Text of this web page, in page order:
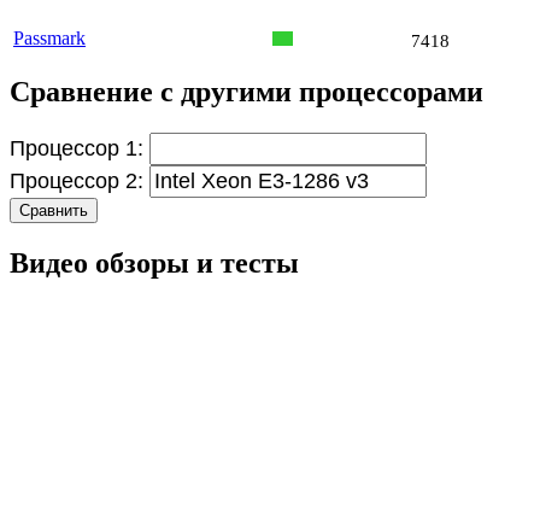
Passmark 7418
Сравнение с другими процессорами
Процессор 1:
Процессор 2:
Сравнить
Видео обзоры и тесты